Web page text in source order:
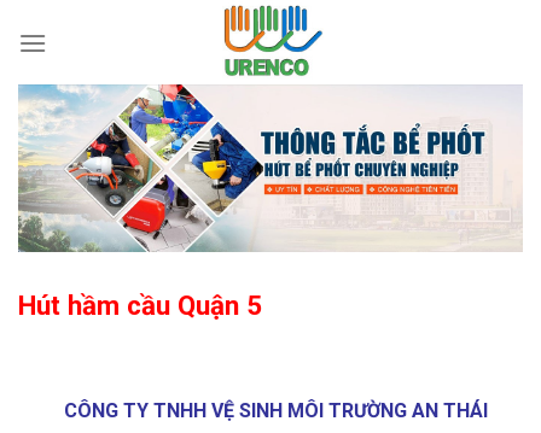
Hút hầm cầu Quận 5
CÔNG TY TNHH VỆ SINH MÔI TRƯỜNG AN THÁI